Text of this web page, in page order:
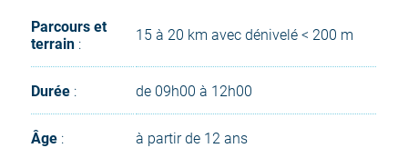
Parcours et
terrain :
15 à 20 km avec dénivelé < 200 m
Durée : de 09h00 à 12h00
Âge : à partir de 12 ans